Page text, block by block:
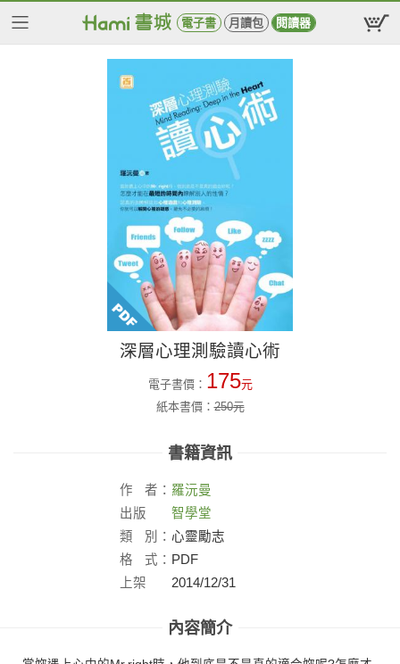
電子書 月讀包 閱讀器
深層心理測驗讀心術
電子書價： 175元
紙本書價：250元
書籍資訊
作 者： 羅沅曼
出版
社：
智學堂
類
別： 心靈勵志
格
式： PDF
上架
2014/12/31
內容簡介